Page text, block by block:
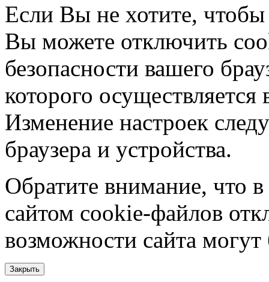
Если Вы не хотите,
Вы можете отключить
безопасности вашего
которого
Изменение настроек
браузера и устройства.
Обратите внимание, что в
сайтом cookie-файлов
возможности сайта
Закрыть